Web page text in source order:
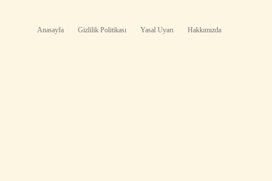
Anasayfa Gizlilik Politikası Yasal Uyarı Hakkımızda